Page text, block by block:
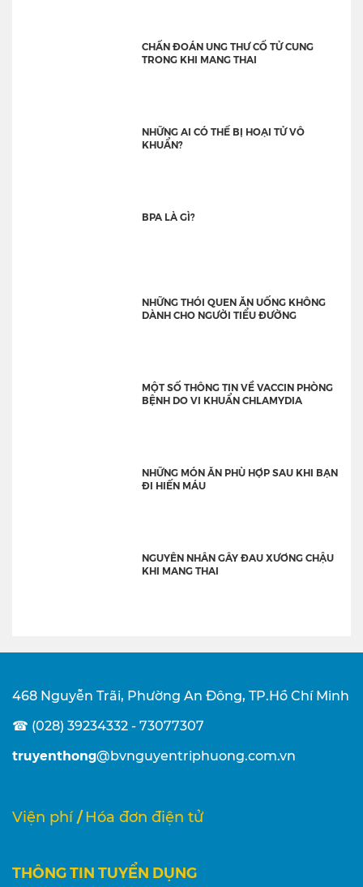
CHẨN ĐOÁN UNG THƯ CỔ TỬ CUNG
TRONG KHI MANG THAI
NHỮNG AI CÓ THỂ BỊ HOẠI TỬ VÔ
KHUẨN?
BPA LÀ GÌ?
NHỮNG THÓI QUEN ĂN UỐNG KHÔNG
DÀNH CHO NGƯỜI TIỂU ĐƯỜNG
MỘT SỐ THÔNG TIN VỀ VACCIN PHÒNG
BỆNH DO VI KHUẨN CHLAMYDIA
NHỮNG MÓN ĂN PHÙ HỢP SAU KHI BẠN
ĐI HIẾN MÁU
NGUYÊN NHÂN GÂY ĐAU XƯƠNG CHẬU
KHI MANG THAI
468 Nguyễn Trãi, Phường An Đông, TP.Hồ Chí Minh
☎ (028) 39234332 - 73077307
truyenthong@bvnguyentriphuong.com.vn
Viện phí / Hóa đơn điện tử
THÔNG TIN TUYỂN DỤNG